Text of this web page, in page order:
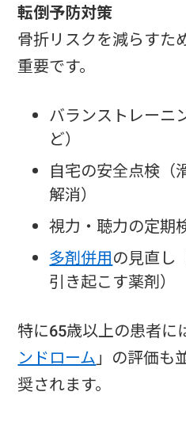
転倒予防対策
骨折リスクを減らすた
重要です。
バランストレーニ
ど）
自宅の安全点検（
解消）
視力・聴力の定期
多剤併用の見直し
引き起こす薬剤）
特に65歳以上の患者に
ンドローム」の評価も
奨されます。